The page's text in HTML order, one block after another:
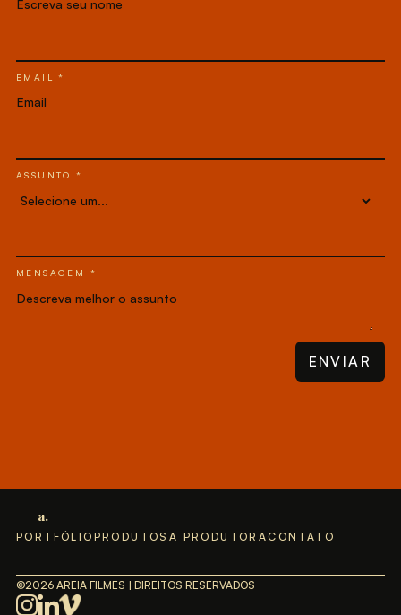
EMAIL *
ASSUNTO *
MENSAGEM *
a.
PORTFÓLIO PRODUTOS A PRODUTORACONTATO
©2026 AREIA FILMES | DIREITOS RESERVADOS